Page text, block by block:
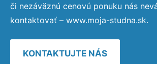
či nezáväznú cenovú ponuku nás
kontaktovať – www.moja-studna.sk.
KONTAKTUJTE NÁS